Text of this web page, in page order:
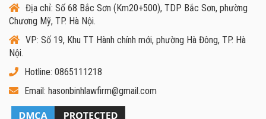
Địa chỉ: Số 68 Bắc Sơn (Km20+500), TDP Bắc Sơn, phường
Chương Mỹ, TP. Hà Nội.
VP: Số 19, Khu TT Hành chính mới, phường Hà Đông, TP. Hà
Nội.
Hotline: 0865111218
Email: hasonbinhlawfirm@gmail.com